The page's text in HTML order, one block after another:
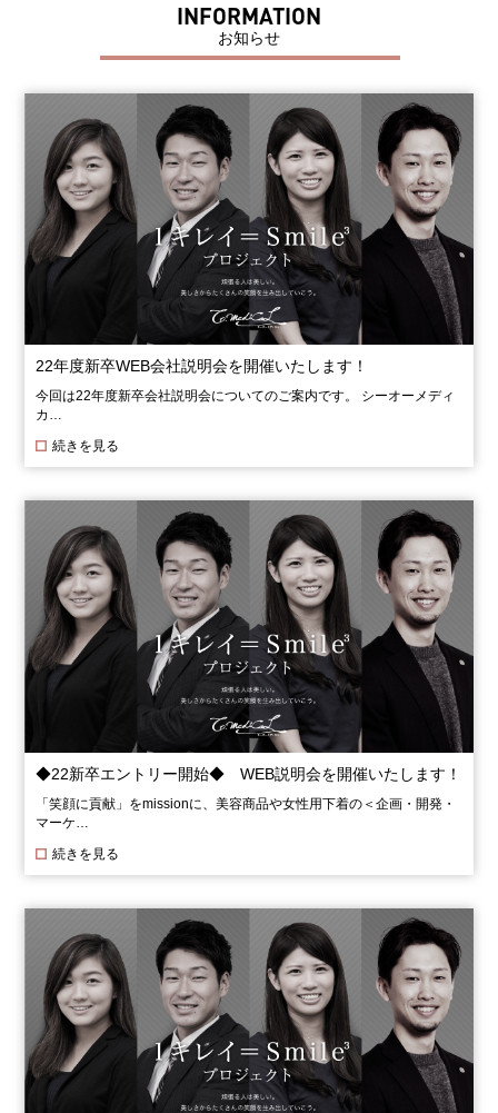
INFORMATION
お知らせ
22年度新卒WEB会社説明会を開催いたします！
今回は22年度新卒会社説明会についてのご案内です。 シーオーメディ
カ…
続きを見る
◆22新卒エントリー開始◆ WEB説明会を開催いたします！
「笑顔に貢献」をmissionに、美容商品や女性用下着の＜企画・開発・
マーケ…
続きを見る